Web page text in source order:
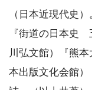
（日本近現代史
『街道の日本史
川弘文館）『熊
本出版文化会館